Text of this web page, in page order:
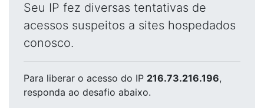
Seu IP fez diversas tentativas de
acessos suspeitos a sites hospedados
conosco.
Para liberar o acesso do IP 216.73.216.196,
responda ao desafio abaixo.